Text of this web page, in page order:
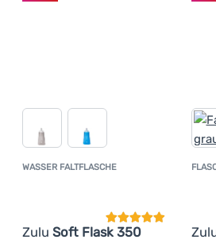
WASSER FALTFLASCHE
Zulu Soft Flask 350
Kundenbewertung